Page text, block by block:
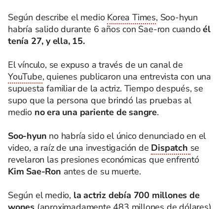
Según describe el medio Korea Times, Soo-hyun
habría salido durante 6 años con Sae-ron cuandoél
tenía 27, y ella, 15.
El vínculo, se expuso a través de un canal de
YouTube, quienes publicaron una entrevista con una
supuesta familiar de la actriz. Tiempo después, se
supo que la persona que brindó las pruebas al
medio no era una pariente de sangre.
Soo-hyun no habría sido el único denunciado en el
video, a raíz de una investigación de Dispatch se
revelaron las presiones económicas que enfrentó
Kim Sae-Ron antes de su muerte.
Según el medio, la actriz debía 700 millones de